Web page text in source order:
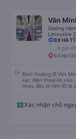
Văn
Giường
Limousine
BX HÀ
6 giờ
BX
Bình thường đi Văn
sạc điện thoại ko vào
nhau đều bị nên lỗi là
Xác nhận chỗ